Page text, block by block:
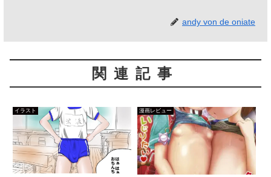
andy von de oniate
関連記事
イラスト 漫画レビュー